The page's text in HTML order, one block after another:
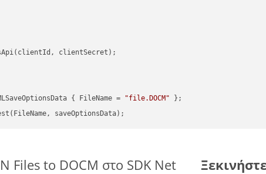
clientSecret);
{ FileName = "file.DOCM"
Files to DOCM στο SDK Net